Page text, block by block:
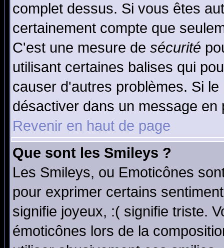
complet dessus. Si vous êtes
certainement compte que
C'est une mesure de sécurité
utilisant certaines balises qui
causer d'autres problèmes. Si
désactiver dans un message
Revenir en haut de page
Que sont les Smileys ?
Les Smileys, ou Emoticônes
pour exprimer certains
signifie joyeux, :( signifie triste.
émoticônes lors de la